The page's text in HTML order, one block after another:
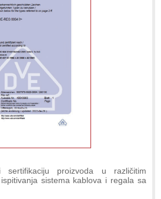
proizvoda u različitim
sistema kablova i regala sa